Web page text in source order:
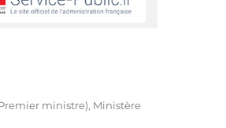
ministre), Ministère